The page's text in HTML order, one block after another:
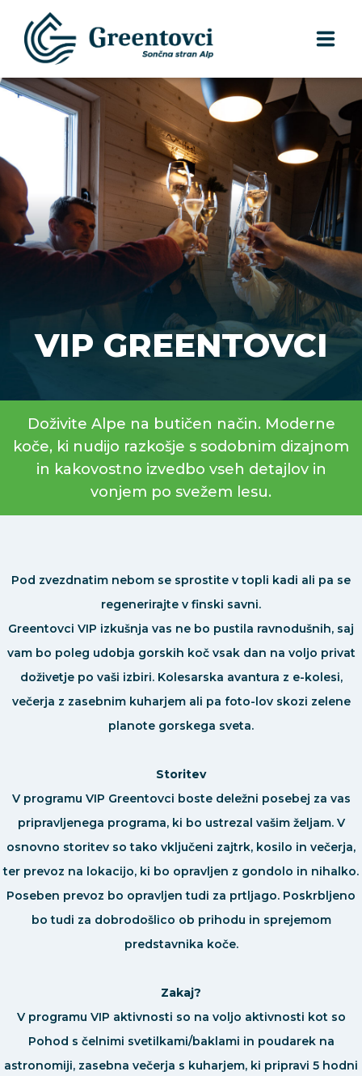
SKUPINE
POSAMEZNIKI
DOŽIVETJA
DESTINACIJE
GALERIJA
VIP GREENTOVCI
Doživite Alpe na butičen način. Moderne
koče, ki nudijo razkošje s sodobnim dizajnom
in kakovostno izvedbo vseh detajlov in
vonjem po svežem lesu.
Pod zvezdnatim nebom se sprostite v topli kadi ali pa se
regenerirajte v finski savni.
Greentovci VIP izkušnja vas ne bo pustila ravnodušnih, saj
vam bo poleg udobja gorskih koč vsak dan na voljo privat
doživetje po vaši izbiri. Kolesarska avantura z e-kolesi,
večerja z zasebnim kuharjem ali pa foto-lov skozi zelene
planote gorskega sveta.
Storitev
V programu VIP Greentovci boste deležni posebej za vas
pripravljenega programa, ki bo ustrezal vašim željam. V
osnovno storitev so tako vključeni zajtrk, kosilo in večerja,
ter prevoz na lokacijo, ki bo opravljen z gondolo in nihalko.
Poseben prevoz bo opravljen tudi za prtljago. Poskrbljeno
bo tudi za dobrodošlico ob prihodu in sprejemom
predstavnika koče.
Zakaj?
V programu VIP aktivnosti so na voljo aktivnosti kot so
Pohod s čelnimi svetilkami/baklami in poudarek na
astronomiji, zasebna večerja s kuharjem, ki pripravi 5 hodni